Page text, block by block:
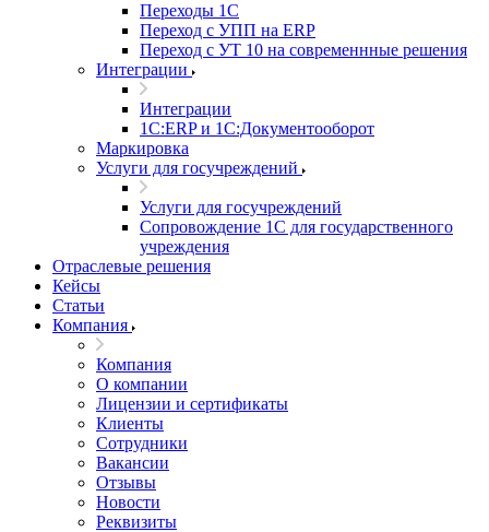
Переходы 1С
Переход с УПП на ERP
Переход с УТ 10 на современнные решения
Интеграции
Интеграции
1С:ERP и 1С:Документооборот
Маркировка
Услуги для госучреждений
Услуги для госучреждений
Сопровождение 1С для государственного
учреждения
Отраслевые решения
Кейсы
Статьи
Компания
Компания
О компании
Лицензии и сертификаты
Клиенты
Сотрудники
Вакансии
Отзывы
Новости
Реквизиты